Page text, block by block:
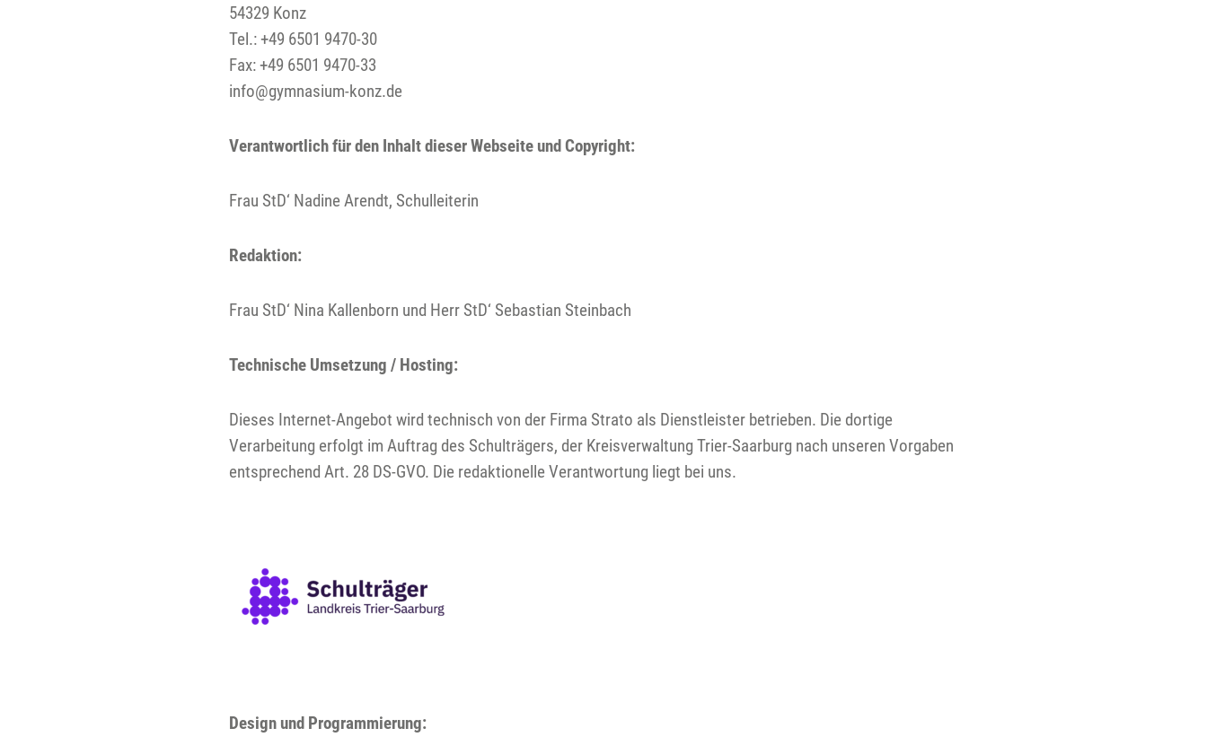
54329 Konz
Tel.: +49 6501 9470-30
Fax: +49 6501 9470-33
info@gymnasium-konz.de
Verantwortlich für den Inhalt dieser Webseite und Copyright:
Frau StD‘ Nadine Arendt, Schulleiterin
Redaktion:
Frau StD‘ Nina Kallenborn und Herr StD‘ Sebastian Steinbach
Technische Umsetzung / Hosting:
Dieses Internet-Angebot wird technisch von der Firma Strato als Dienstleister betrieben. Die dortige
Verarbeitung erfolgt im Auftrag des Schulträgers, der Kreisverwaltung Trier-Saarburg nach unseren Vorgaben
entsprechend Art. 28 DS-GVO. Die redaktionelle Verantwortung liegt bei uns.
Design und Programmierung: